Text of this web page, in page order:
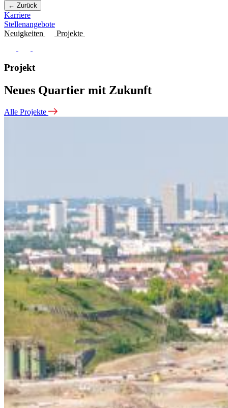
← Zurück
Karriere
Stellenangebote
Neuigkeiten
Projekte
Projekt
Neues Quartier mit Zukunft
Alle Projekte